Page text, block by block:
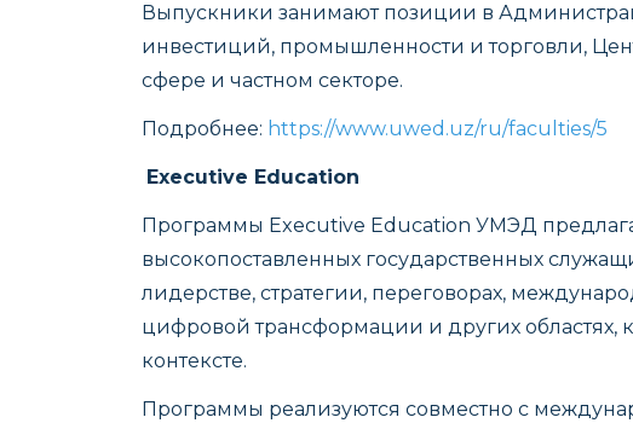
Выпускники занимают позиции в
инвестиций, промышленности и торговли,
сфере и частном секторе.
Подробнее: https://www.uwed.uz/ru/faculties/5
Executive Education
Программы Executive Education УМЭД
высокопоставленных государственных
лидерстве, стратегии, переговорах,
цифровой трансформации и других
контексте.
Программы реализуются совместно с